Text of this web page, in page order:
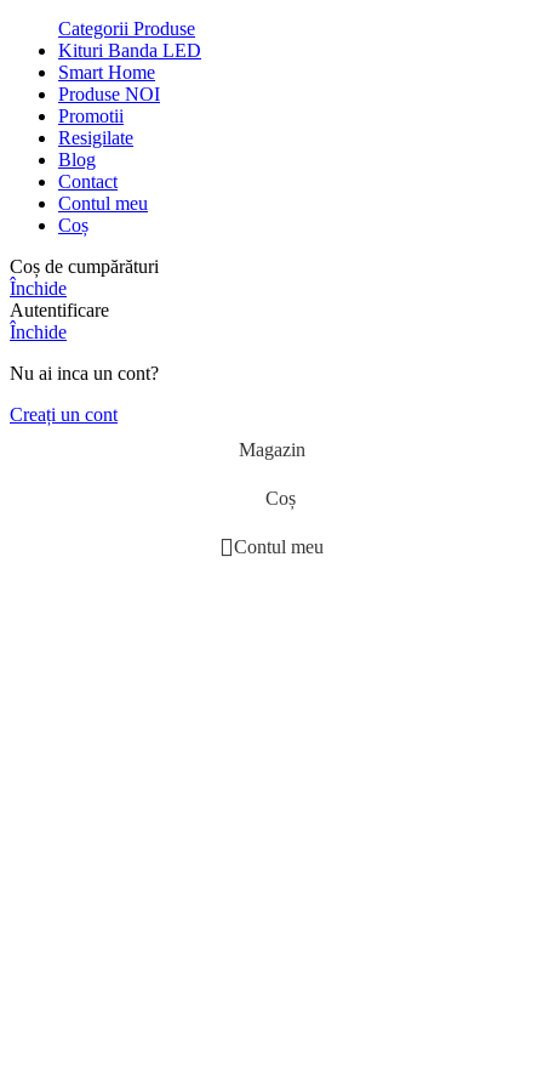
Categorii Produse
Kituri Banda LED
Smart Home
Produse NOI
Promotii
Resigilate
Blog
Contact
Contul meu
Coș
Coș de cumpărături
Închide
Autentificare
Închide
Nu ai inca un cont?
Creați un cont
Magazin
Coș
Contul meu